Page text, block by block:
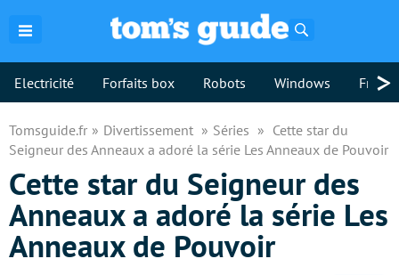
Electricité Forfaits box Robots Windows >
Tomsguide.fr Divertissement Séries
Cette star du
Seigneur des Anneaux a adoré la série Les Anneaux de Pouvoir
Cette star du Seigneur des
Anneaux a adoré la série Les
Anneaux de Pouvoir